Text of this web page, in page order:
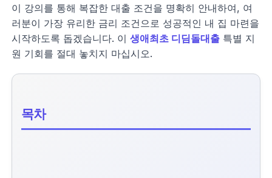
이 강의를 통해 복잡한 대출 조건을 명확히 안내하여, 여
러분이 가장 유리한 금리 조건으로 성공적인 내 집 마련을
시작하도록 돕겠습니다. 이 생애최초 디딤돌대출 특별 지
원 기회를 절대 놓치지 마십시오.
목차